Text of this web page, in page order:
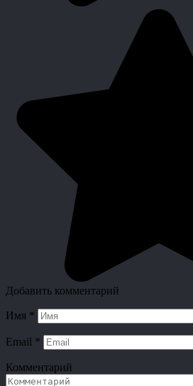
Добавить комментарий
Имя *
Email *
Комментарий